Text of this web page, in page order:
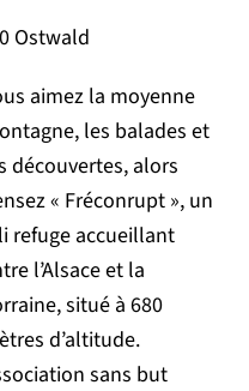
Ostwald
aimez la moyenne
les balades et
découvertes, alors
« Fréconrupt », un
refuge accueillant
l’Alsace et la
situé à 680
d’altitude.
sans but